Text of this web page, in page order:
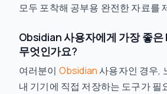
모두 포착해 공부용 완전한 자료를
Obsidian 사용자에게 가장 좋
무엇인가요?
여러분이 Obsidian사용자인 경우,
내 기기에 직접 저장하는 도구가 필